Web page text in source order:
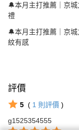
🔔本月主打推薦｜京城
禮
🔔本月主打推薦｜京城
紋有感
評價
5 ( 1 則評價 )
g1525354555